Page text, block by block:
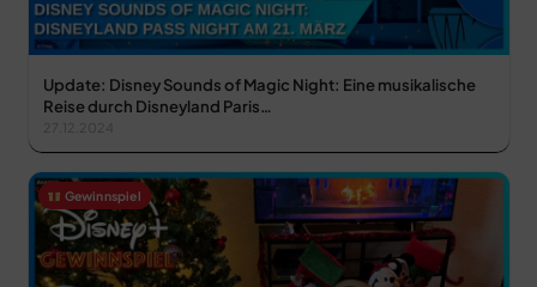
Update: Disney Sounds of Magic Night: Eine musikalische
Reise durch Disneyland Paris…
Gewinnspiel